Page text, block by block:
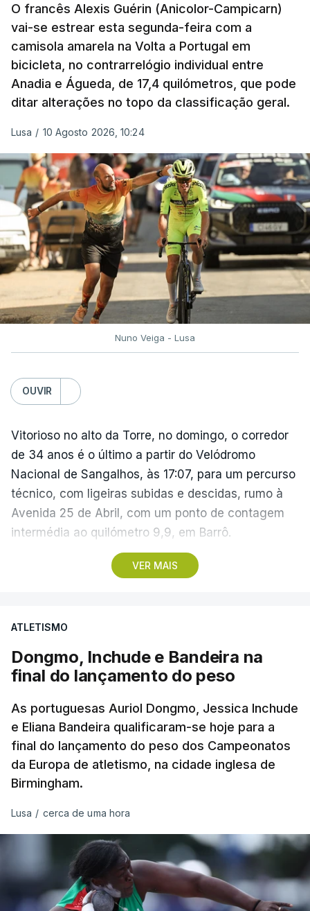
O francês Alexis Guérin (Anicolor-Campicarn)
vai-se estrear esta segunda-feira com a
camisola amarela na Volta a Portugal em
bicicleta, no contrarrelógio individual entre
Anadia e Águeda, de 17,4 quilómetros, que pode
ditar alterações no topo da classificação geral.
Lusa / 10 Agosto 2026, 10:24
Nuno Veiga - Lusa
OUVIR
VER MAIS
Vitorioso no alto da Torre, no domingo, o corredor
de 34 anos é o último a partir do Velódromo
Nacional de Sangalhos, às 17:07, para um percurso
técnico, com ligeiras subidas e descidas, rumo à
Avenida 25 de Abril, com um ponto de contagem
intermédia ao quilómetro 9,9, em Barrô.
Vencedor das edições de 2024 e de 2025 e mais
para tentar encurtar a diferença para o colega de
equipa, embora seja improvável anular 01.26
minutos numa distância tão curta.
O brasileiro Felipe Marques (Localiza Meoo-Swift
Pro Cycling) é o 113.º classificado da Volta e o
primeiro a realizar o contrarrelógio, saindo para a
estrada às 15:05.
'crono' separados por dois minutos.
O contrarrelógio individual realiza-se a meio da 87ª
Volta a Portugal, numa interrupção do hábito de
ATLETISMO
Dongmo, Inchude e Bandeira na
final do lançamento do peso
As portuguesas Auriol Dongmo, Jessica Inchude
e Eliana Bandeira qualificaram-se hoje para a
final do lançamento do peso dos Campeonatos
da Europa de atletismo, na cidade inglesa de
Birmingham.
Lusa / cerca de uma hora